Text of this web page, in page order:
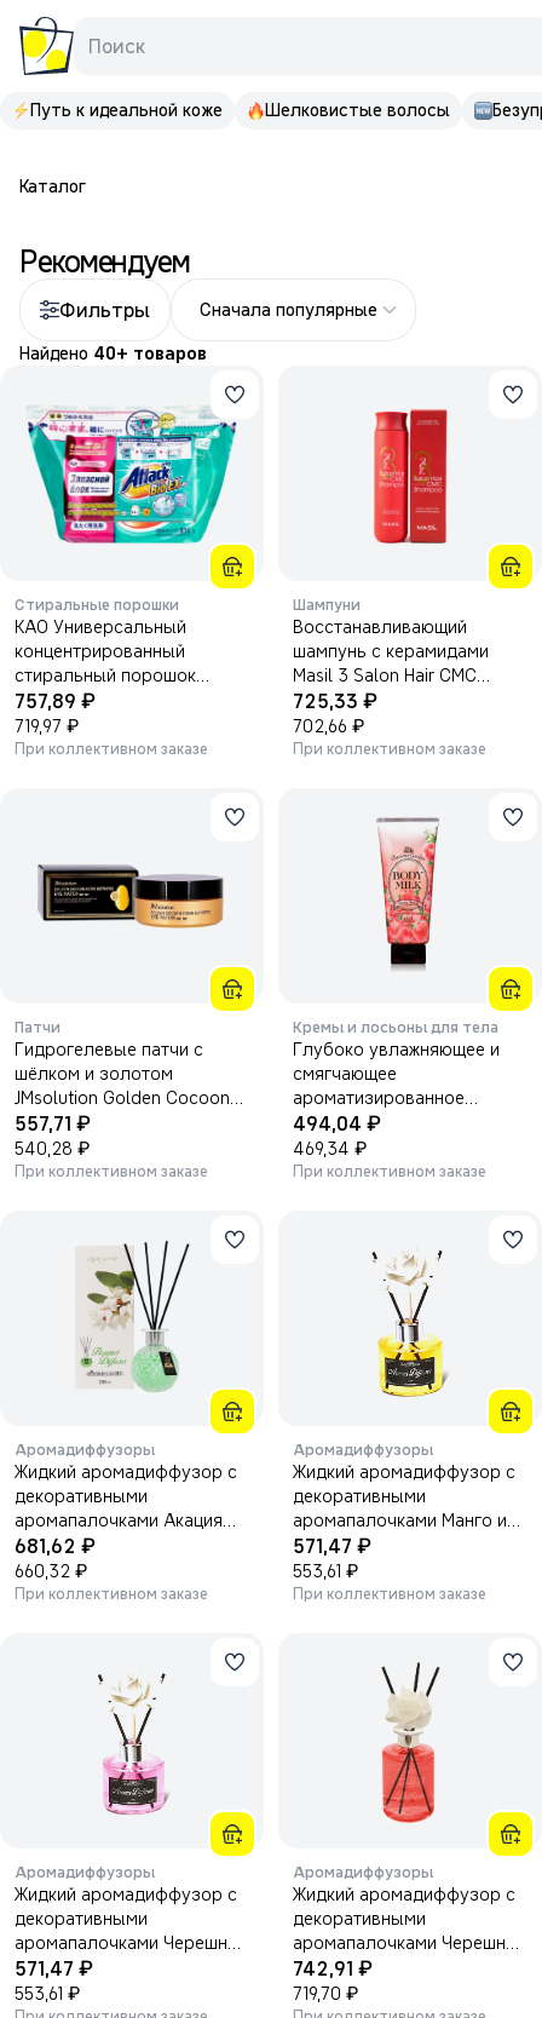
Поиск
Путь к идеальной коже Шелковистые волосы
Каталог
Рекомендуем
Фильтры Сначала популярные
Найдено 40+ товаров
Стиральные порошки
KAO Универсальный
концентрированный
стиральный порошок
"Attack Highly Active Bio
Power" (с био-ферментами)
810 г, мягкая упаковка.
757,89 ₽
719,97 ₽
При коллективном заказе
Шампуни
Восстанавливающий
шампунь с керамидами
Masil 3 Salon Hair CMC
Shampoo 300мл.
725,33 ₽
702,66 ₽
При коллективном заказе
Патчи
Гидрогелевые патчи с
шёлком и золотом
JMsolution Golden Cocoon
Home Esthetic Eye Patch 90г.
557,71 ₽
540,28 ₽
При коллективном заказе
Кремы и лосьоны для тела
Глубоко увлажняющее и
смягчающее
ароматизированное
молочко KOSE
494,04 ₽
469,34 ₽
При коллективном заказе
Аромадиффузоры
Жидкий аромадиффузор с
декоративными
аромапалочками Акация
200мл.
681,62 ₽
660,32 ₽
При коллективном заказе
Аромадиффузоры
Жидкий аромадиффузор с
декоративными
аромапалочками Манго и
Жасмин 130мл.
571,47 ₽
553,61 ₽
При коллективном заказе
Аромадиффузоры
Жидкий аромадиффузор с
декоративными
аромапалочками Черешня
130мл.
571,47 ₽
553,61 ₽
Аромадиффузоры
Жидкий аромадиффузор с
декоративными
аромапалочками Черешня
500мл.
742,91 ₽
719,70 ₽